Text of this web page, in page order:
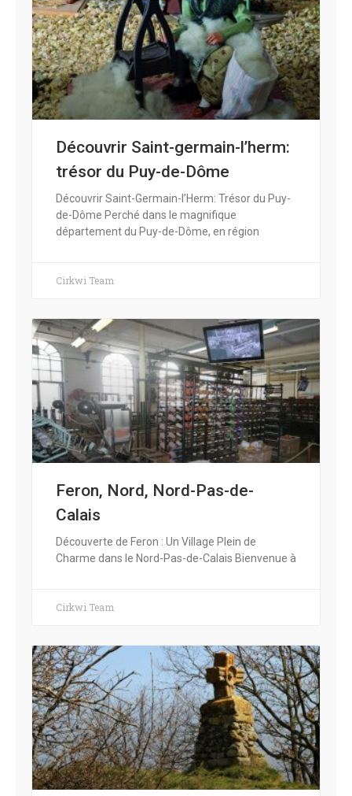
Découvrir Saint-germain-l’herm:
trésor du Puy-de-Dôme
Découvrir Saint-Germain-l’Herm: Trésor du Puy-
de-Dôme Perché dans le magnifique
département du Puy-de-Dôme, en région
Cirkwi Team
Feron, Nord, Nord-Pas-de-
Calais
Découverte de Feron : Un Village Plein de
Charme dans le Nord-Pas-de-Calais Bienvenue à
Cirkwi Team